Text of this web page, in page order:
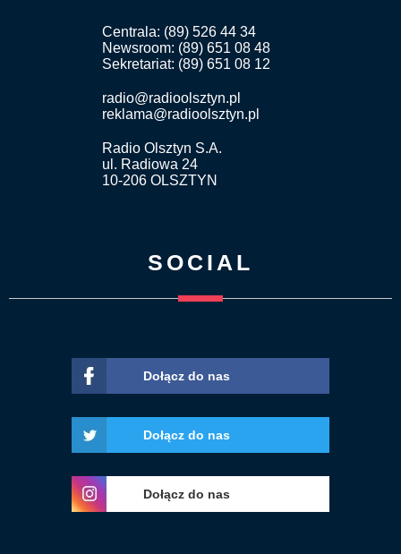
Centrala: (89) 526 44 34
Newsroom: (89) 651 08 48
Sekretariat: (89) 651 08 12
radio@radioolsztyn.pl
reklama@radioolsztyn.pl
Radio Olsztyn S.A.
ul. Radiowa 24
10-206 OLSZTYN
SOCIAL
Dołącz do nas
Dołącz do nas
Dołącz do nas